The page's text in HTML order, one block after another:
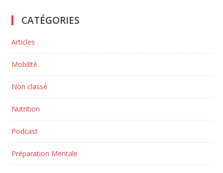
CATÉGORIES
Articles
Mobilité
Non classé
Nutrition
Podcast
Préparation Mentale